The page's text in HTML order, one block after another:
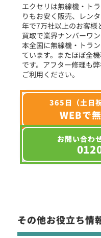
選択条
エクセリは無線機・ト
りもお安く販売、レン
年で7万社以上のお客様
買取で業界ナンバーワ
本全国に無線機・トラ
ています。またほぼ全
です。アフター修理も
ご利用ください。
365日（土日
WEBで
お問い合わ
その他お役立ち情